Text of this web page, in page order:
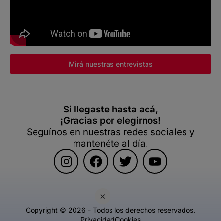
×
Mirá nuestras entrevistas
Si llegaste hasta acá,
¡Gracias por elegirnos!
Seguínos en nuestras redes sociales y
mantenéte al día.
Copyright © 2026 - Todos los derechos reservados.
PrivacidadCookies